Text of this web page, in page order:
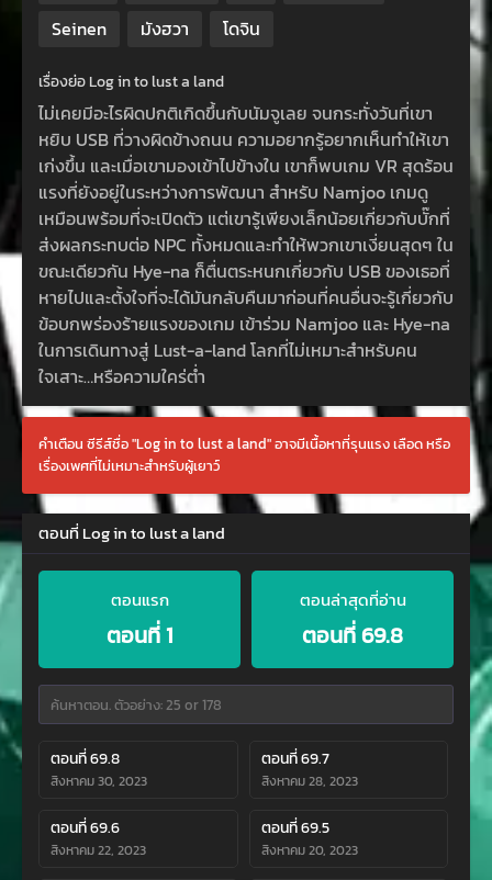
Seinen
มังฮวา โดจิน
เรื่องย่อ Log in to lust a land
ไม่เคยมีอะไรผิดปกติเกิดขึ้นกับนัมจูเลย จนกระทั่งวันที่เขา
หยิบ USB ที่วางผิดข้างถนน ความอยากรู้อยากเห็นทำให้เขา
เก่งขึ้น และเมื่อเขามองเข้าไปข้างใน เขาก็พบเกม VR สุดร้อน
แรงที่ยังอยู่ในระหว่างการพัฒนา สำหรับ Namjoo เกมดู
เหมือนพร้อมที่จะเปิดตัว แต่เขารู้เพียงเล็กน้อยเกี่ยวกับบั๊กที่
ส่งผลกระทบต่อ NPC ทั้งหมดและทำให้พวกเขาเงี่ยนสุดๆ ใน
ขณะเดียวกัน Hye-na ก็ตื่นตระหนกเกี่ยวกับ USB ของเธอที่
หายไปและตั้งใจที่จะได้มันกลับคืนมาก่อนที่คนอื่นจะรู้เกี่ยวกับ
ข้อบกพร่องร้ายแรงของเกม เข้าร่วม Namjoo และ Hye-na
ในการเดินทางสู่ Lust-a-land โลกที่ไม่เหมาะสำหรับคน
ใจเสาะ…หรือความใคร่ต่ำ
คำเตือน ซีรีส์ชื่อ "Log in to lust a land" อาจมีเนื้อหาที่รุนแรง เลือด หรือ
เรื่องเพศที่ไม่เหมาะสำหรับผู้เยาว์
ตอนที่ Log in to lust a land
ตอนแรก
ตอนที่ 1
ตอนล่าสุดที่อ่าน
ตอนที่ 69.8
ตอนที่ 69.8
สิงหาคม 30, 2023
ตอนที่ 69.7
สิงหาคม 28, 2023
ตอนที่ 69.6
สิงหาคม 22, 2023
ตอนที่ 69.5
สิงหาคม 20, 2023